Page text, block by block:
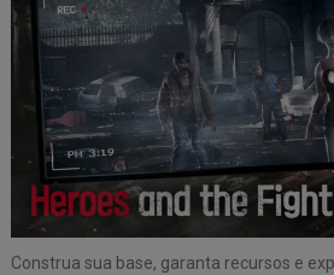
Construa sua base, garanta recursos e